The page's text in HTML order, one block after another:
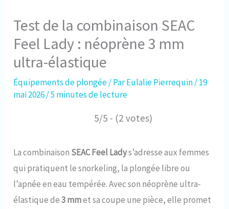
Test de la combinaison SEAC
Feel Lady : néoprène 3 mm
ultra-élastique
Équipements de plongée/ ParEulalie Pierrequin/19
mai 2026/5 minutes de lecture
5/5 - (2 votes)
La combinaison SEAC Feel Ladys’adresse aux femmes
qui pratiquent le snorkeling, la plongée libre ou
l’apnée en eau tempérée. Avec son néoprène ultra-
élastique de3 mmet sa coupe une pièce, elle promet